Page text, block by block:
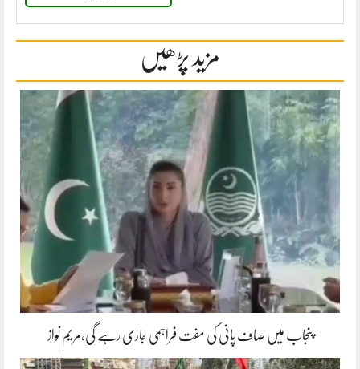
مزید پڑھیں
پنجاب میں صاف پانی کی مفت فراہمی جاری رہے گی،مریم نواز